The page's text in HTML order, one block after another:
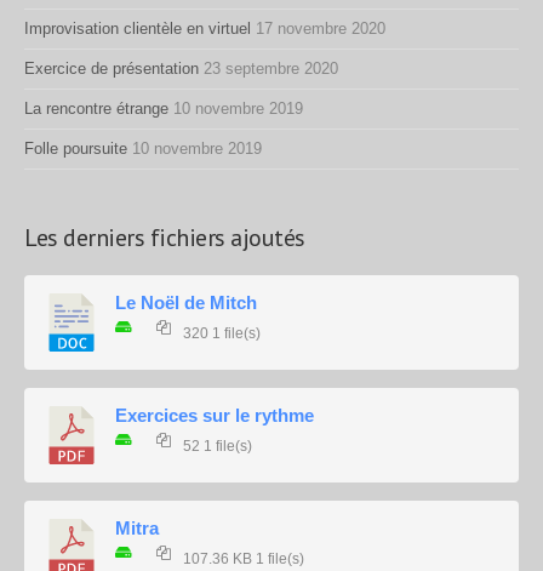
Improvisation clientèle en virtuel 17 novembre 2020
Exercice de présentation 23 septembre 2020
La rencontre étrange 10 novembre 2019
Folle poursuite 10 novembre 2019
Les derniers fichiers ajoutés
Le Noël de Mitch
320 1 file(s)
Exercices sur le rythme
52 1 file(s)
Mitra
107.36 KB 1 file(s)